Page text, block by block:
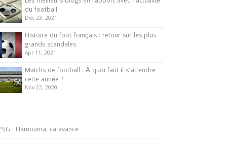
du football
Dec 23, 2021
Histoire du foot français : retour sur les plus
grands scandales
Apr 11, 2021
Matchs de football : À quoi faut-il s’attendre
cette année ?
Nov 22, 2020
: Hamouma, ca avance